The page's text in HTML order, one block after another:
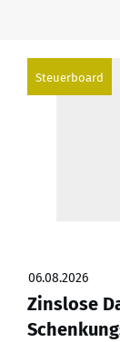
Steuerboard
06.08.2026
Zinslose